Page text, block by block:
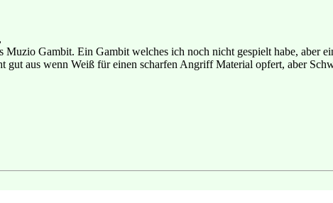
Muzio Gambit. Ein Gambit welches ich noch nicht gespielt habe,
gut aus wenn Weiß für einen scharfen Angriff Material opfert, aber